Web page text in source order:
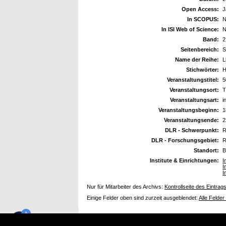
Open Access:
In SCOPUS:
In ISI Web of Science:
Band:
Seitenbereich:
Name der Reihe:
Stichwörter:
Veranstaltungstitel:
Veranstaltungsort:
Veranstaltungsart:
Veranstaltungsbeginn:
Veranstaltungsende:
DLR - Schwerpunkt:
DLR - Forschungsgebiet:
Standort:
Institute & Einrichtungen:
Nur für Mitarbeiter des Archivs: Kontrollseite des Eintrags
Einige Felder oben sind zurzeit ausgeblendet: Alle Felder